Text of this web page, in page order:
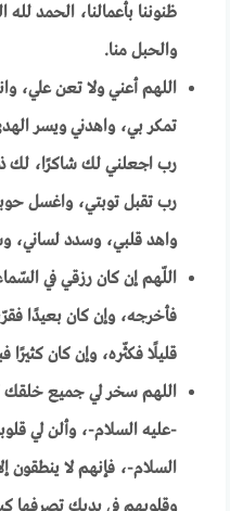
ظنوننا بأعمالنا، الحمد
والحبل منا.
اللهم أعني ولا تعن علي،
تمكر بي، واهدني ويسر
رب اجعلني لك شاكرًا، لك
رب تقبل توبتي، واغسل
واهد قلبي، وسدد
اللّهم إن كان رزقي في
فأخرجه، وإن كان بعيدًا
قليلًا فكثّره، وإن كان كثيرًا
اللهم سخر لي جميع خلقك
-عليه السلام-، وألن لي
السلام-، فإنهم لا ينطقون
وقلوبهم في يديك تصرفها